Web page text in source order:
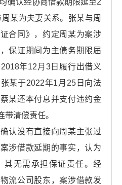
确认经协商借款期限延至2
某为夫妻关系。张某与周
合同》，约定周某为案涉
保证期间为主债务期限届
年12月3日履行出借义
某于2022年1月25日向法
某还本付息并支付违约金
带清偿责任。
没有直接向周某主张过
涉借款延期的事实，认为
其无需承担保证责任。经
流公司股东，案涉借款发